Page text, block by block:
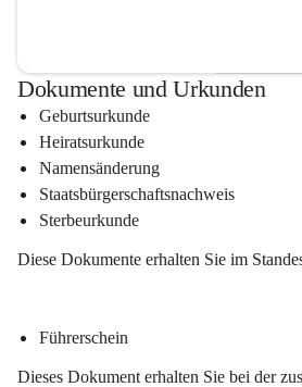
Dokumente und Urkunden
Geburtsurkunde
Heiratsurkunde
Namensänderung
Staatsbürgerschaftsnachweis
Sterbeurkunde
Diese Dokumente erhalten Sie im
Führerschein
Dieses Dokument erhalten Sie bei der